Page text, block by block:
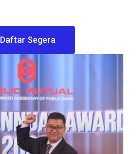
Daftar Segera